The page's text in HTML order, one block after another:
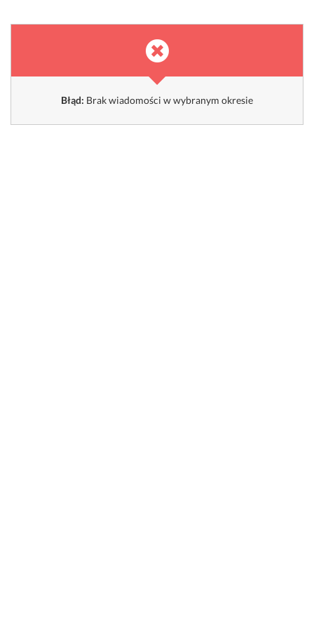
Błąd: Brak wiadomości w wybranym okresie